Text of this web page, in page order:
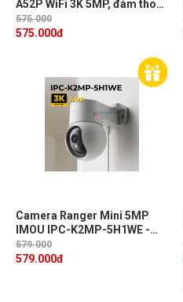
A52P WiFi 3K 5MP, đàm thoại
2 chiều, xoay 360 độ, tích hợp
mic và loa, AI thông minh
575.000
575.000đ
Camera Ranger Mini 5MP
IMOU IPC-K2MP-5H1WE -
Phát Hiện Người, Đàm Thoại
2 Chiều, Quay Quét 360°, Kết
579.000
579.000đ